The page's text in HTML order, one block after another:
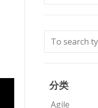
分类
Agile